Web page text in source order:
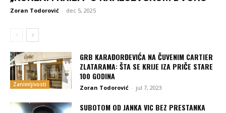
Zoran Todorović - dec 5, 2025
Zanimljivosti
GRB KARAĐORĐEVIĆA NA ČUVENIM CARTIER
ZLATARAMA: ŠTA SE KRIJE IZA PRIČE STARE
100 GODINA
Zoran Todorović - jul 7, 2023
SUBOTOM OD JANKA VIC BEZ PRESTANKA